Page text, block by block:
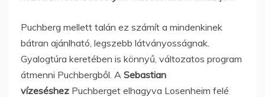
Puchberg mellett talán ez számít a mindenkinek
bátran ajánlható, legszebb látványosságnak.
Gyalogtúra keretében is könnyű, változatos program
átmenni Puchbergből. A Sebastian
vízeséshez Puchberget elhagyva Losenheim felé